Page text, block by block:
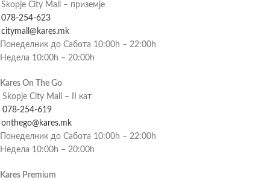
Skopje City Mall – приземје
078-254-623
citymall@kares.mk
Понеделник до Сабота 10:00h – 22:00h
Недела 10:00h – 20:00h
Kares On The Go
Skopje City Mall – II кат
078-254-619
onthego@kares.mk
Понеделник до Сабота 10:00h – 22:00h
Недела 10:00h – 20:00h
Kares Premium